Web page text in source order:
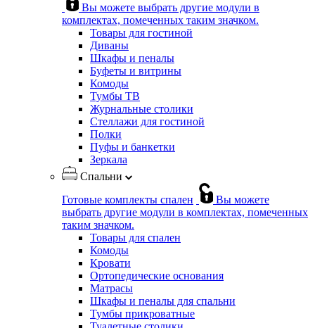
Вы можете выбрать другие модули в
комплектах, помеченных таким значком.
Товары для гостиной
Диваны
Шкафы и пеналы
Буфеты и витрины
Комоды
Тумбы ТВ
Журнальные столики
Стеллажи для гостиной
Полки
Пуфы и банкетки
Зеркала
Спальни
Готовые комплекты спален
Вы можете
выбрать другие модули в комплектах, помеченных
таким значком.
Товары для спален
Комоды
Кровати
Ортопедические основания
Матрасы
Шкафы и пеналы для спальни
Тумбы прикроватные